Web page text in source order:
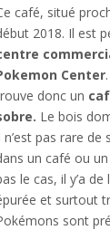
café, situé
2018. Il est
Center
donc un
Le bois
n’est pas rare
un café ou
le cas, il y’a
et surtout
sont